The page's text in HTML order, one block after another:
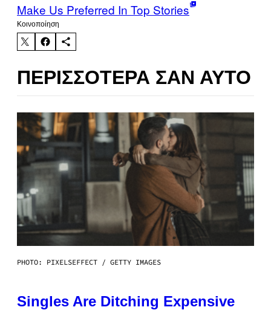
Make Us Preferred In Top Stories
Kοινοποίηση
ΠΕΡΙΣΣΌΤΕΡΑ ΣΑΝ ΑΥΤΌ
PHOTO: PIXELSEFFECT / GETTY IMAGES
Singles Are Ditching Expensive